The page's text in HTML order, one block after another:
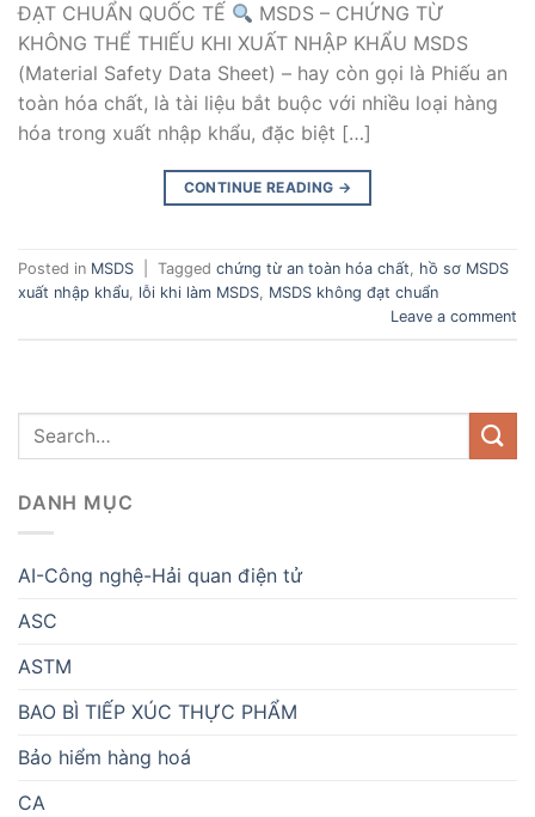
ĐẠT CHUẨN QUỐC TẾ
MSDS – CHỨNG TỪ
KHÔNG THỂ THIẾU KHI XUẤT NHẬP KHẨU MSDS
(Material Safety Data Sheet) – hay còn gọi là Phiếu an
toàn hóa chất, là tài liệu bắt buộc với nhiều loại hàng
hóa trong xuất nhập khẩu, đặc biệt […]
CONTINUE READING →
Posted in MSDS Tagged chứng từ an toàn hóa chất, hồ sơ MSDS
xuất nhập khẩu, lỗi khi làm MSDS, MSDS không đạt chuẩn
Leave a comment
DANH MỤC
AI-Công nghệ-Hải quan điện tử
ASC
ASTM
BAO BÌ TIẾP XÚC THỰC PHẨM
Bảo hiểm hàng hoá
CA